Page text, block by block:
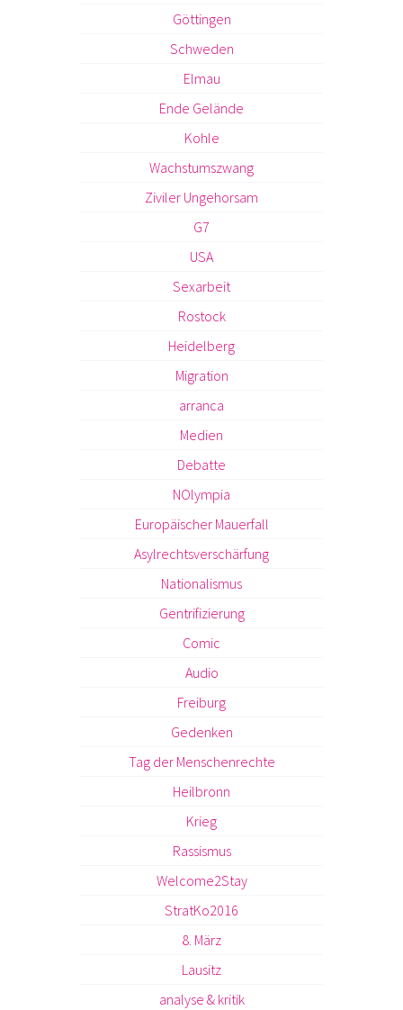
Göttingen
Schweden
Elmau
Ende Gelände
Kohle
Wachstumszwang
Ziviler Ungehorsam
G7
USA
Sexarbeit
Rostock
Heidelberg
Migration
arranca
Medien
Debatte
NOlympia
Europäischer Mauerfall
Asylrechtsverschärfung
Nationalismus
Gentrifizierung
Comic
Audio
Freiburg
Gedenken
Tag der Menschenrechte
Heilbronn
Krieg
Rassismus
Welcome2Stay
StratKo2016
8. März
Lausitz
analyse & kritik